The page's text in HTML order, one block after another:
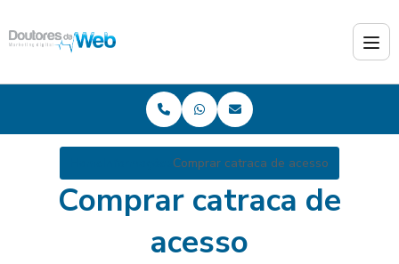
Comprar catraca de acesso
Comprar catraca de
acesso